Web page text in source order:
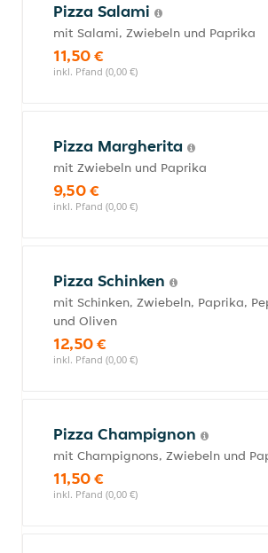
Pizza Salami
mit Salami, Zwiebeln und Paprika
11,50 €
inkl. Pfand (0,00 €)
Pizza Margherita
mit Zwiebeln und Paprika
9,50 €
inkl. Pfand (0,00 €)
Pizza Schinken
mit Schinken, Zwiebeln, Paprika,
und Oliven
12,50 €
inkl. Pfand (0,00 €)
Pizza Champignon
mit Champignons, Zwiebeln und
11,50 €
inkl. Pfand (0,00 €)